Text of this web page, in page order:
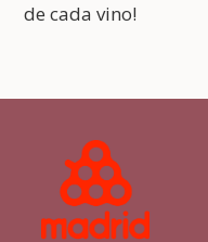
de cada vino!